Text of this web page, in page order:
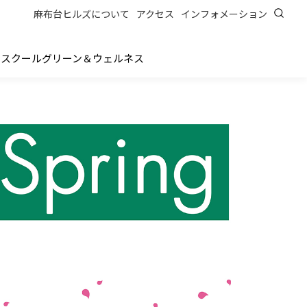
麻布台ヒルズについて アクセス インフォメーション
スクールグリーン＆ウェルネス